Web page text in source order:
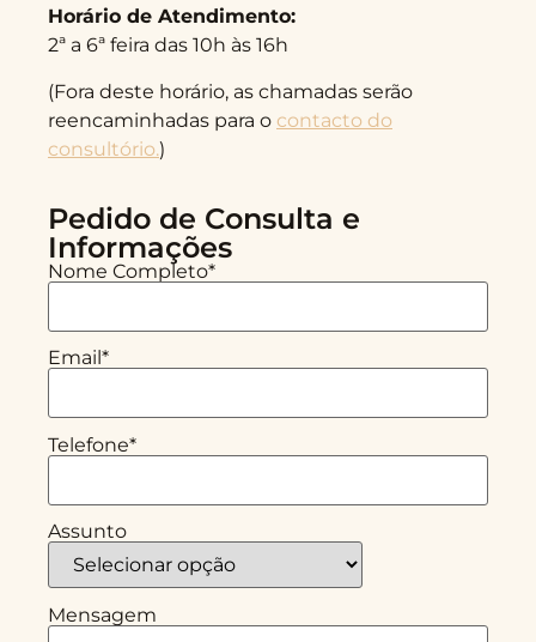
Horário de Atendimento:
2ª a 6ª feira das 10h às 16h
(Fora deste horário, as chamadas serão
reencaminhadas para o contacto do
consultório.)
Pedido de Consulta e
Informações
Nome Completo*
Email*
Telefone*
Assunto
Mensagem